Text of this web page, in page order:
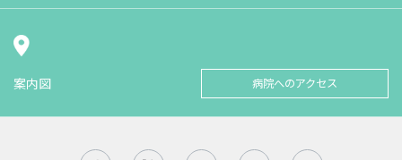
案内図 病院へのアクセス